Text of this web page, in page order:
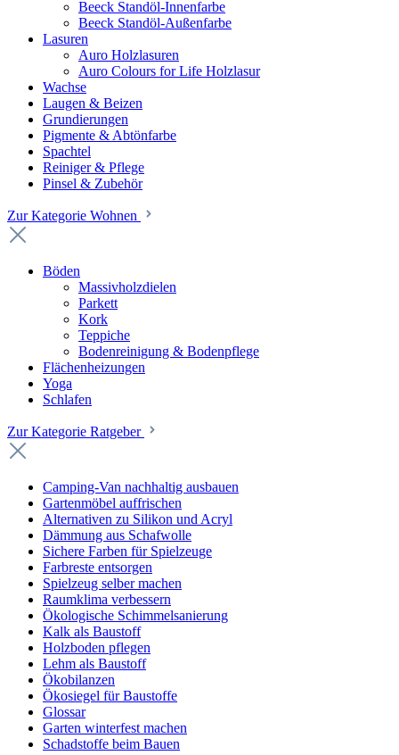
Beeck Standöl-Innenfarbe
Beeck Standöl-Außenfarbe
Lasuren
Auro Holzlasuren
Auro Colours for Life Holzlasur
Wachse
Laugen & Beizen
Grundierungen
Pigmente & Abtönfarbe
Spachtel
Reiniger & Pflege
Pinsel & Zubehör
Zur Kategorie Wohnen
Böden
Massivholzdielen
Parkett
Kork
Teppiche
Bodenreinigung & Bodenpflege
Flächenheizungen
Yoga
Schlafen
Zur Kategorie Ratgeber
Camping-Van nachhaltig ausbauen
Gartenmöbel auffrischen
Alternativen zu Silikon und Acryl
Dämmung aus Schafwolle
Sichere Farben für Spielzeuge
Farbreste entsorgen
Spielzeug selber machen
Raumklima verbessern
Ökologische Schimmelsanierung
Kalk als Baustoff
Holzboden pflegen
Lehm als Baustoff
Ökobilanzen
Ökosiegel für Baustoffe
Glossar
Garten winterfest machen
Schadstoffe beim Bauen